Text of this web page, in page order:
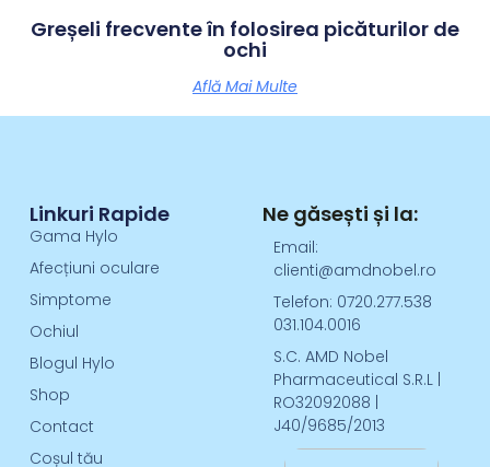
Greșeli frecvente în folosirea picăturilor de
ochi
Află Mai Multe
Linkuri Rapide
Gama Hylo
Afecțiuni oculare
Simptome
Ochiul
Blogul Hylo
Shop
Contact
Coșul tău
Ne găsești și la:
Email:
clienti@amdnobel.ro
Telefon: 0720.277.538
031.104.0016
S.C. AMD Nobel
Pharmaceutical S.R.L |
RO32092088 |
J40/9685/2013